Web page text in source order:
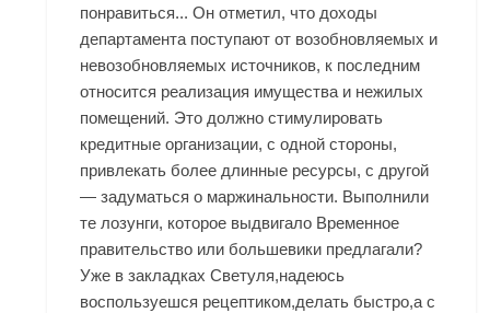
понравиться... Он отметил, что доходы
департамента поступают от возобновляемых и
невозобновляемых источников, к последним
относится реализация имущества и нежилых
помещений. Это должно стимулировать
кредитные организации, с одной стороны,
привлекать более длинные ресурсы, с другой
— задуматься о маржинальности. Выполнили
те лозунги, которое выдвигало Временное
правительство или большевики предлагали?
Уже в закладках Светуля,надеюсь
воспользуешся рецептиком,делать быстро,а с